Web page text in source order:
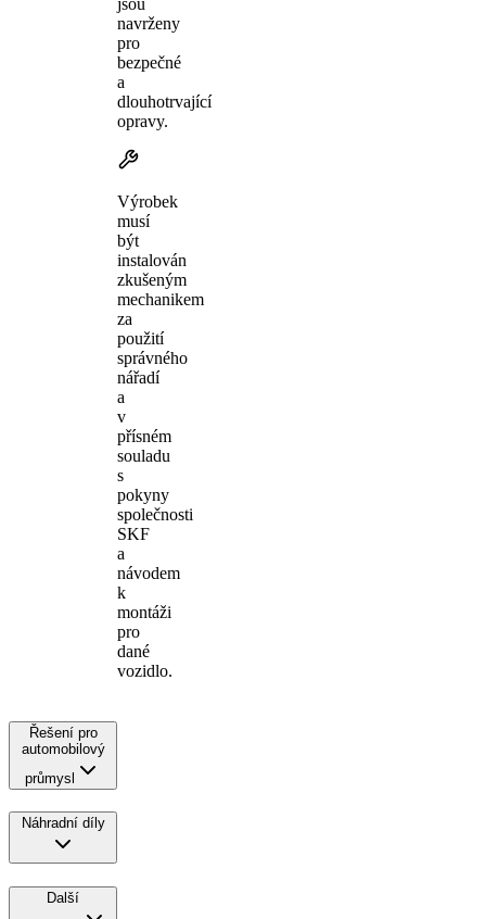
navrženy
pro
bezpečné
a
dlouhotrvající
opravy.
Výrobek
musí
být
instalován
zkušeným
mechanikem
za
použití
správného
nářadí
a
v
přísném
souladu
s
pokyny
společnosti
SKF
a
návodem
k
montáži
pro
dané
vozidlo.
Řešení pro
automobilový
průmysl
Náhradní díly
Další